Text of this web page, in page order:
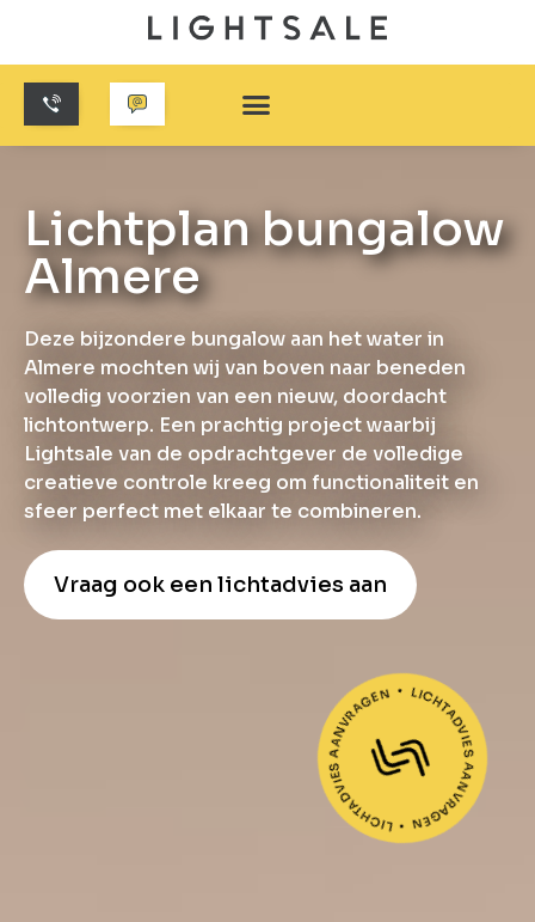
Lichtplan bungalow
Almere
Deze bijzondere bungalow aan het water in
Almere mochten wij van boven naar beneden
volledig voorzien van een nieuw, doordacht
lichtontwerp. Een prachtig project waarbij
Lightsale van de opdrachtgever de volledige
creatieve controle kreeg om functionaliteit en
sfeer perfect met elkaar te combineren.
Vraag ook een lichtadvies aan